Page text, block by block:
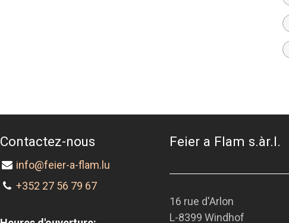
Contactez-nous
info@feier-a-flam.lu
+352 27 56 79 67
Feier a Flam s.àr.l.
16 rue d'Arlon
L-8399 Windhof